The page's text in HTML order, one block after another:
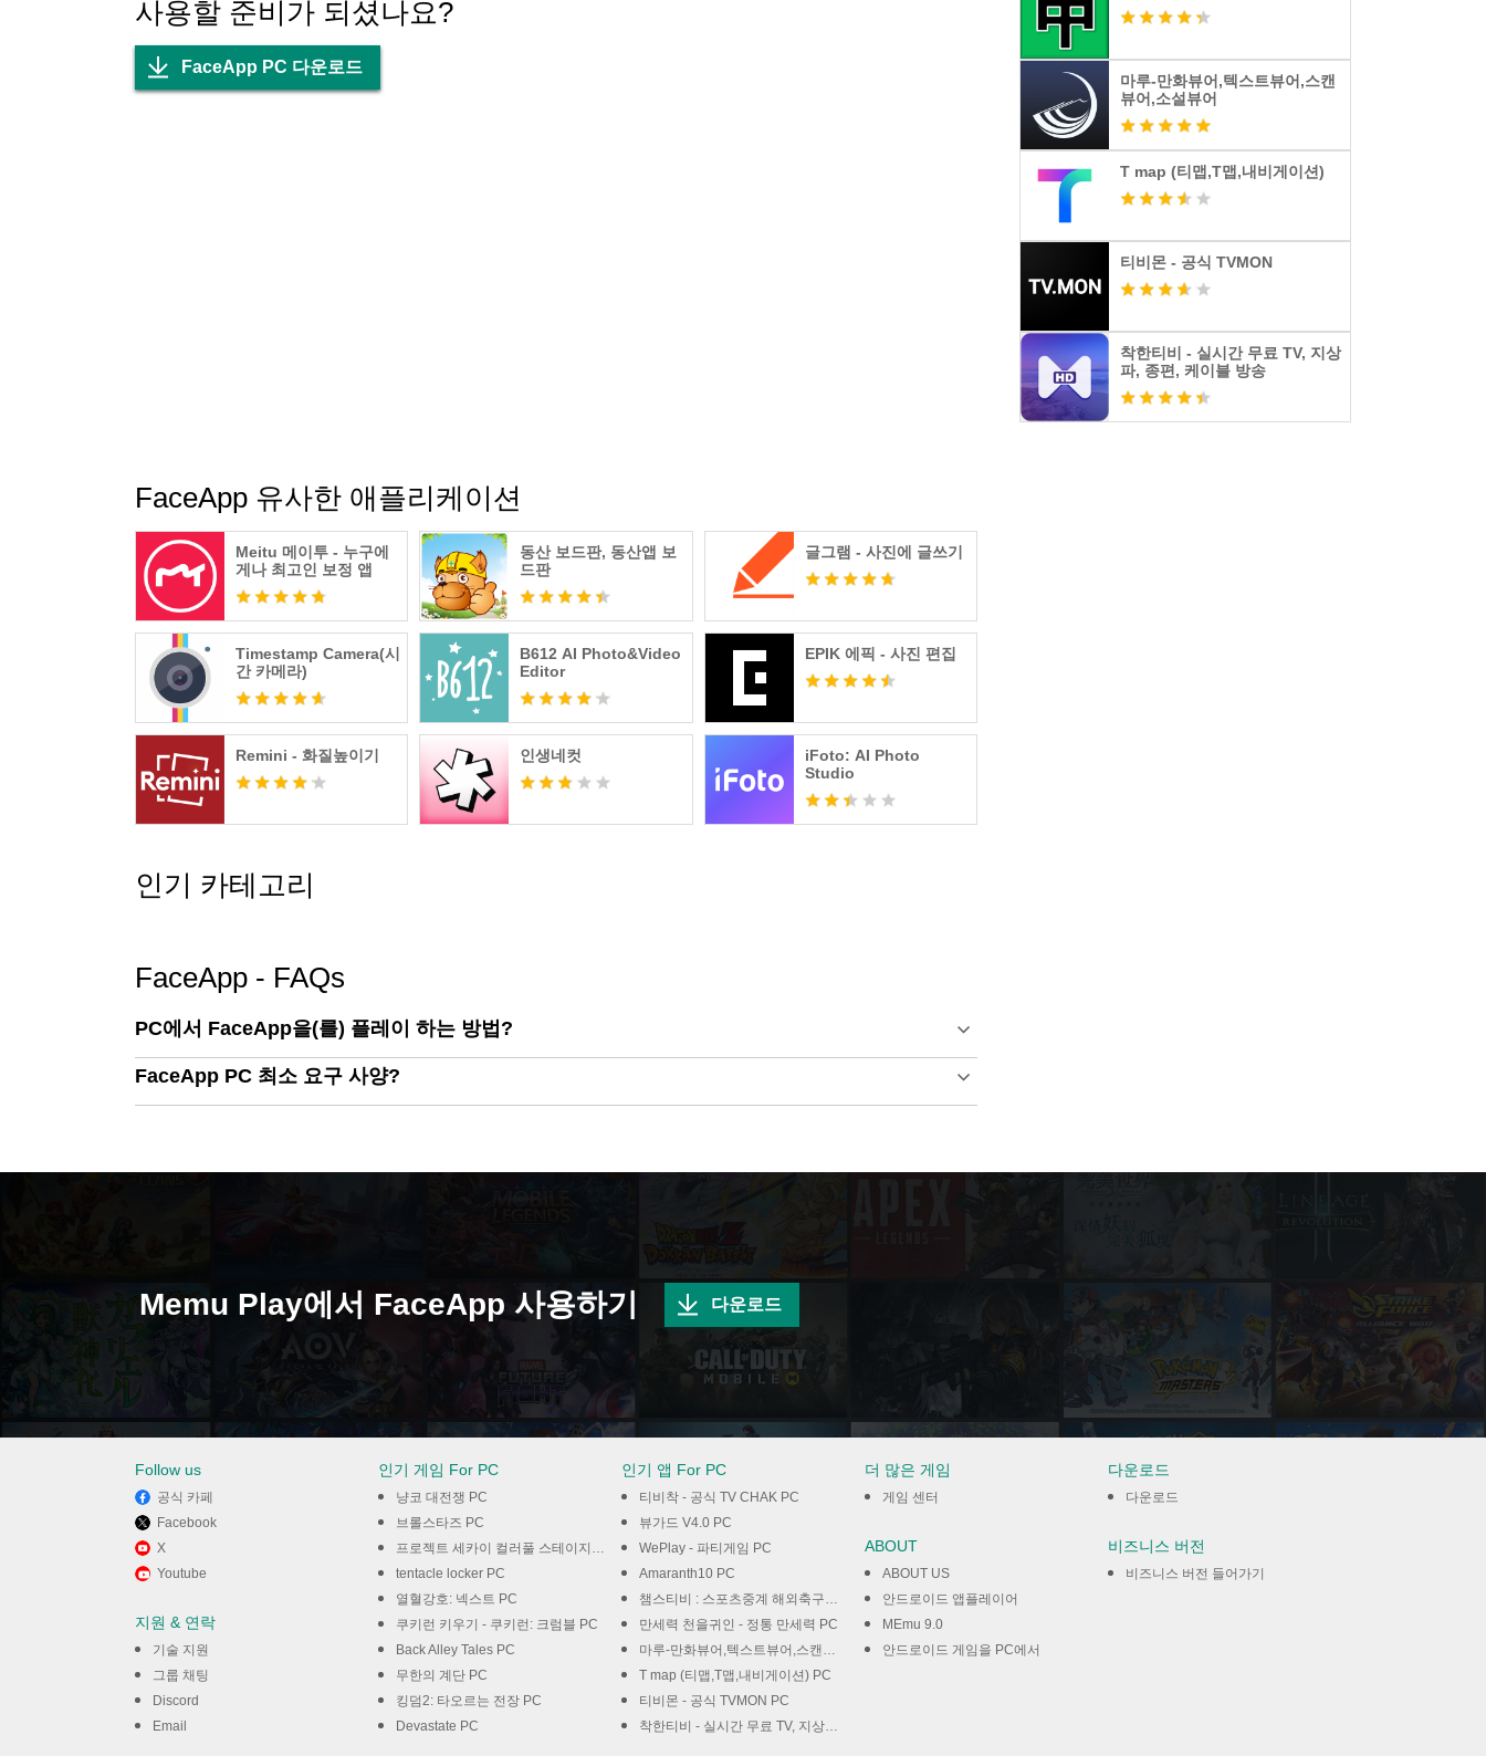
사용할 준비가 되셨나요?
FaceApp PC 다운로드
FaceApp 유사한 애플리케이션
Meitu 메이투 - 누구에
게나 최고인 보정 앱
동산 보드판, 동산앱 보
드판
글그램 - 사진에 글쓰기
Timestamp Camera(시
간 카메라)
B612 AI Photo&Video
Editor
EPIK 에픽 - 사진 편집
Remini - 화질높이기 인생네컷
iFoto: AI Photo
Studio
인기 카테고리
FaceApp - FAQs
PC에서 FaceApp을(를) 플레이 하는 방법?
FaceApp PC 최소 요구 사양?
마루-만화뷰어,텍스트뷰어,스캔
뷰어,소설뷰어
T map (티맵,T맵,내비게이션)
티비몬 - 공식 TVMON
착한티비 - 실시간 무료 TV, 지상
파, 종편, 케이블 방송
Memu Play에서 FaceApp 사용하기 다운로드
Follow us
공식 카페
Facebook
X
Youtube
지원 & 연락
기술 지원
그룹 채팅
Discord
Email
인기 게임 For PC
냥코 대전쟁 PC
브롤스타즈 PC
프로젝트 세카이 컬러풀 스테이지! feat.하츠네 미쿠 PC
tentacle locker PC
열혈강호: 넥스트 PC
쿠키런 키우기 - 쿠키런: 크럼블 PC
Back Alley Tales PC
무한의 계단 PC
킹덤2: 타오르는 전장 PC
Devastate PC
인기 앱 For PC
티비착 - 공식 TV CHAK PC
뷰가드 V4.0 PC
WePlay - 파티게임 PC
Amaranth10 PC
챔스티비 : 스포츠중계 해외축구중계 스포츠분석 PC
만세력 천을귀인 - 정통 만세력 PC
마루-만화뷰어,텍스트뷰어,스캔뷰어,소설뷰어 PC
T map (티맵,T맵,내비게이션) PC
티비몬 - 공식 TVMON PC
착한티비 - 실시간 무료 TV, 지상파, 종편, 케이블 방송 PC
더 많은 게임
게임 센터
ABOUT
ABOUT US
안드로이드 앱플레이어
MEmu 9.0
안드로이드 게임을 PC에서
다운로드
다운로드
비즈니스 버전
비즈니스 버전 들어가기